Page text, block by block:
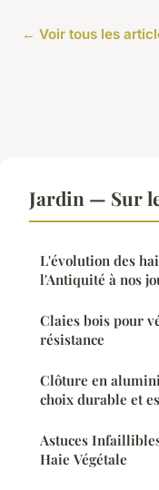
← Voir tous les
Jardin — Sur
L'évolution des
l'Antiquité à nos
Claies bois pour
résistance
Clôture en
choix durable et
Astuces
Haie Végétale